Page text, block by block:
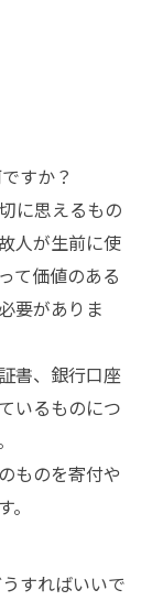
すか？
に思えるもの
人が生前に使
て価値のある
要がありま
書、銀行口座
いるものにつ
ものを寄付や
すればいいで